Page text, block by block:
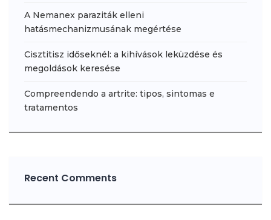
A Nemanex paraziták elleni
hatásmechanizmusának megértése
Cisztitisz időseknél: a kihívások leküzdése és
megoldások keresése
Compreendendo a artrite: tipos, sintomas e
tratamentos
Recent Comments